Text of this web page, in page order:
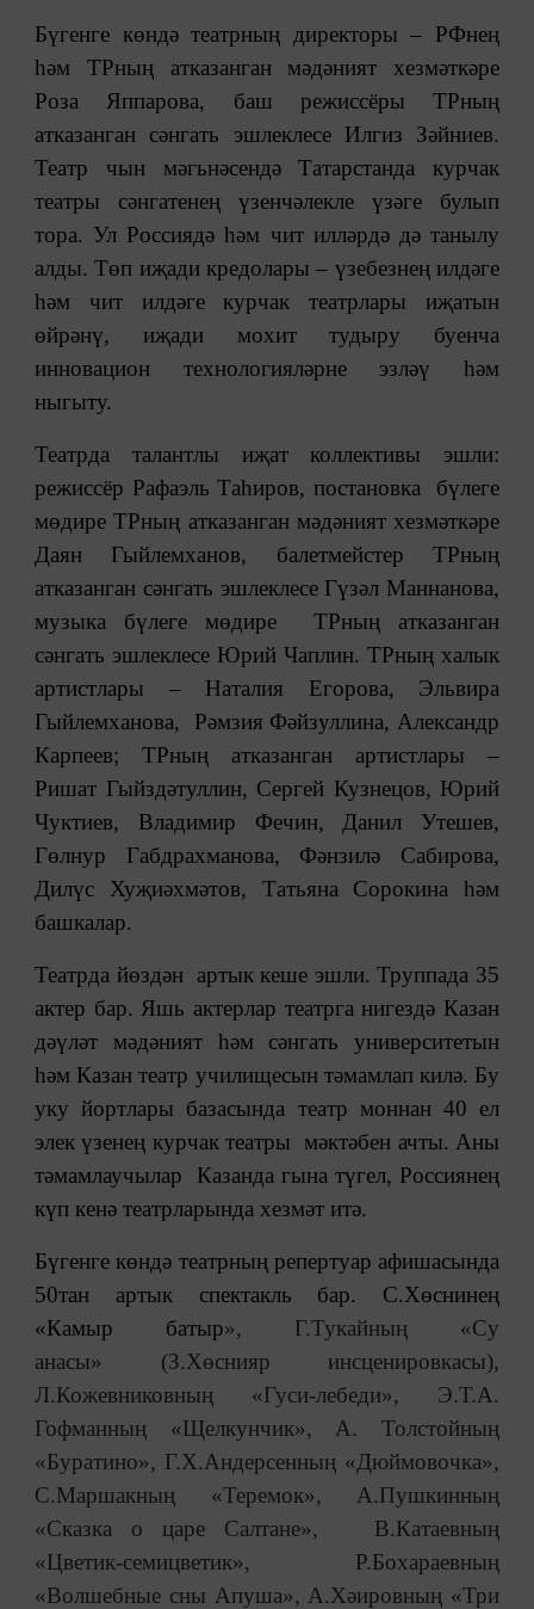
Бүгенге көндә театрның директоры – РФнең
һәм ТРның атказанган мәдәният хезмәткәре
Роза Яппарова, баш режиссёры ТРның
атказанган сәнгать эшлеклесе Илгиз Зәйниев.
Театр чын мәгьнәсендә Татарстанда курчак
театры сәнгатенең үзенчәлекле үзәге булып
тора. Ул Россиядә һәм чит илләрдә дә танылу
алды. Төп иҗади кредолары – үзебезнең илдәге
һәм чит илдәге курчак театрлары иҗатын
өйрәнү, иҗади мохит тудыру буенча
инновацион технологияләрне эзләү һәм
ныгыту.
Театрда талантлы иҗат коллективы эшли:
режиссёр Рафаэль Таһиров, постановка бүлеге
мөдире ТРның атказанган мәдәният хезмәткәре
Даян Гыйлемханов, балетмейстер ТРның
атказанган сәнгать эшлеклесе Гүзәл Маннанова,
музыка бүлеге мөдире ТРның атказанган
сәнгать эшлеклесе Юрий Чаплин. ТРның халык
артистлары – Наталия Егорова, Эльвира
Гыйлемханова, Рәмзия Фәйзуллина, Александр
Карпеев; ТРның атказанган артистлары –
Ришат Гыйздәтуллин, Сергей Кузнецов, Юрий
Чуктиев, Владимир Фечин, Данил Утешев,
Гөлнур Габдрахманова, Фәнзилә Сабирова,
Дилүс Хуҗиәхмәтов, Татьяна Сорокина һәм
башкалар.
Театрда йөздән артык кеше эшли. Труппада 35
актер бар. Яшь актерлар театрга нигездә Казан
дәүләт мәдәният һәм сәнгать университетын
һәм Казан театр училищесын тәмамлап килә. Бу
уку йортлары базасында театр моннан 40 ел
элек үзенең курчак театры мәктәбен ачты. Аны
тәмамлаучылар Казанда гына түгел, Россиянең
күп кенә театрларында хезмәт итә.
Бүгенге көндә театрның репертуар афишасында
50тан артык спектакль бар. С.Хөснинең
«Камыр батыр», Г.Тукайның «Су
анасы» (З.Хөснияр инсценировкасы),
Л.Кожевниковның «Гуси-лебеди», Э.Т.А.
Гофманның «Щелкунчик», А. Толстойның
«Буратино», Г.Х.Андерсенның «Дюймовочка»,
С.Маршакның «Теремок», А.Пушкинның
«Сказка о царе Салтане», В.Катаевның
«Цветик-семицветик», Р.Бохараевның
«Волшебные сны Апуша», А.Хәировның «Три